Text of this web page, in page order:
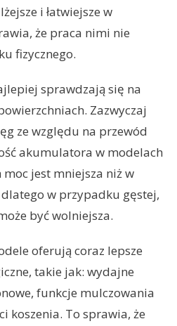
i łatwiejsze w
że praca nimi nie
fizycznego.
sprawdzają się na
Zazwyczaj
ze względu na przewód
akumulatora w modelach
jest mniejsza niż w
w przypadku gęstej,
być wolniejsza.
oferują coraz lepsze
takie jak: wydajne
funkcje mulczowania
koszenia. To sprawia, że